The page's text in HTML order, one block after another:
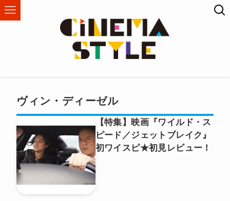
ヴィン・ディーゼル
【特集】映画『ワイルド・ス
ピード／ジェットブレイク』
初ワイスピ★初見レビュー！